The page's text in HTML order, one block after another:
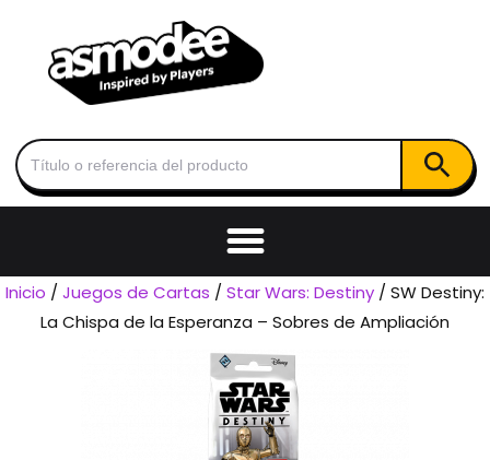
Buscar: Botón de
Inicio /Juegos de Cartas /Star Wars: Destiny / SW Destiny:
La Chispa de la Esperanza – Sobres de Ampliación